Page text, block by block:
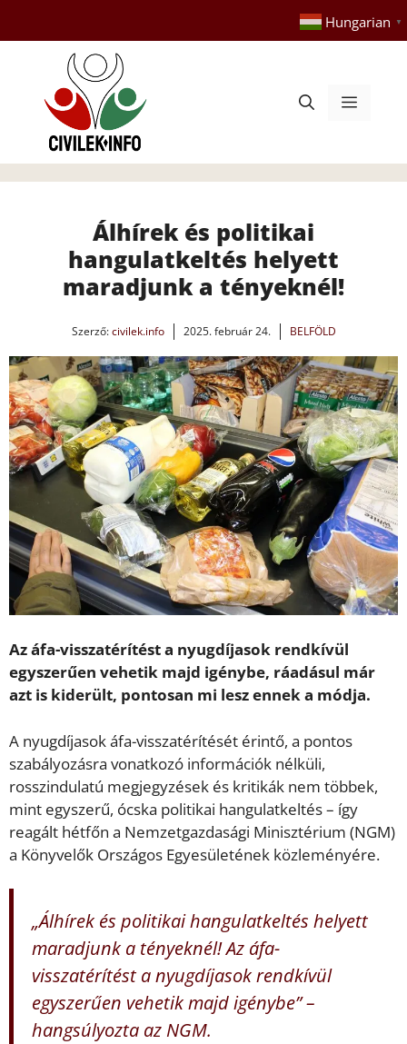
tartalomba
Hungarian ▼
Menü
Álhírek és politikai
hangulatkeltés helyett
maradjunk a tényeknél!
Szerző:civilek.info 2025. február 24. BELFÖLD
Az áfa-visszatérítést a nyugdíjasok rendkívül
egyszerűen vehetik majd igénybe, ráadásul már
azt is kiderült, pontosan mi lesz ennek a módja.
A nyugdíjasok áfa-visszatérítését érintő, a pontos
szabályozásra vonatkozó információk nélküli,
rosszindulatú megjegyzések és kritikák nem többek,
mint egyszerű, ócska politikai hangulatkeltés – így
reagált hétfőn a Nemzetgazdasági Minisztérium (NGM)
a Könyvelők Országos Egyesületének közleményére.
„Álhírek és politikai hangulatkeltés helyett
maradjunk a tényeknél! Az áfa-
visszatérítést a nyugdíjasok rendkívül
egyszerűen vehetik majd igénybe” –
hangsúlyozta az NGM.